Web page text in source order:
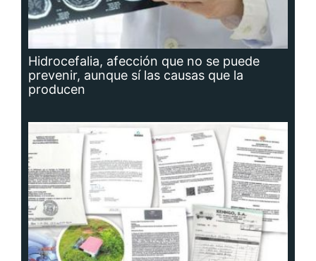
Hidrocefalia, afección que no se puede
prevenir, aunque sí las causas que la
producen